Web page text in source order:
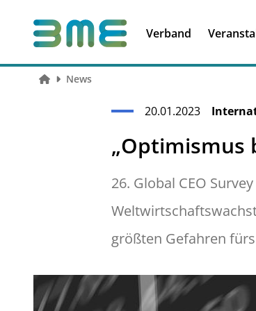
Verband
Führungskompetenzen
News
20.01.2023
„Optimismus
26. Global CEO
größten Gefahren